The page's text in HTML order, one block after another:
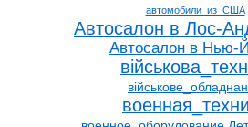
автомобили_из_США
Автосалон в Лос-
Автосалон в Нью-